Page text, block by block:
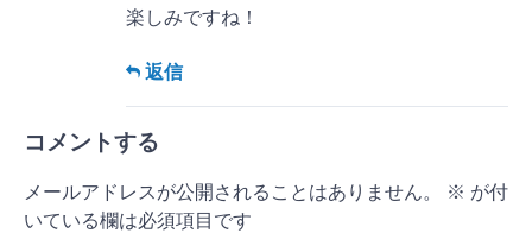
楽しみですね！
返信
コメントする
メールアドレスが公開されることはありません。 ※ が付
いている欄は必須項目です